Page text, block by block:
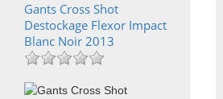
Gants Cross Shot
Destockage Flexor Impact
Blanc Noir 2013